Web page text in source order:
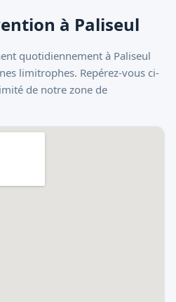
à Paliseul
quotidiennement à Paliseul
limitrophes. Repérez-vous ci-
de notre zone de